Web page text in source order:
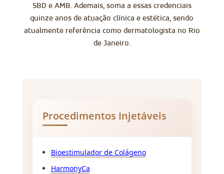
SBD e AMB. Ademais, soma a essas credenciais
quinze anos de atuação clínica e estética, sendo
atualmente referência como dermatologista no Rio
de Janeiro.
Procedimentos Injetáveis
Bioestimulador de Colágeno
HarmonyCa